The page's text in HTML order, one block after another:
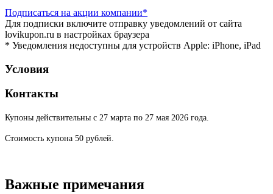
Подписаться на акции компании*
Для подписки включите отправку уведомлений от сайта
lovikupon.ru в настройках браузера
* Уведомления недоступны для устройств Apple: iPhone, iPad
Условия
Контакты
Купоны действительны с 27 марта по 27 мая 2026 года.
Стоимость купона 50 рублей.
Важные примечания